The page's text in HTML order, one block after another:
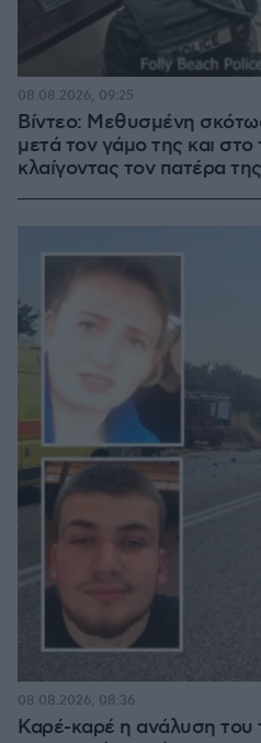
Βίντεο: Μεθυσμένη
μετά τον γάμο της και
κλαίγοντας τον πατέρα της
08.08.2026, 09:25
Καρέ-καρέ η ανάλυση του
08.08.2026, 08:36